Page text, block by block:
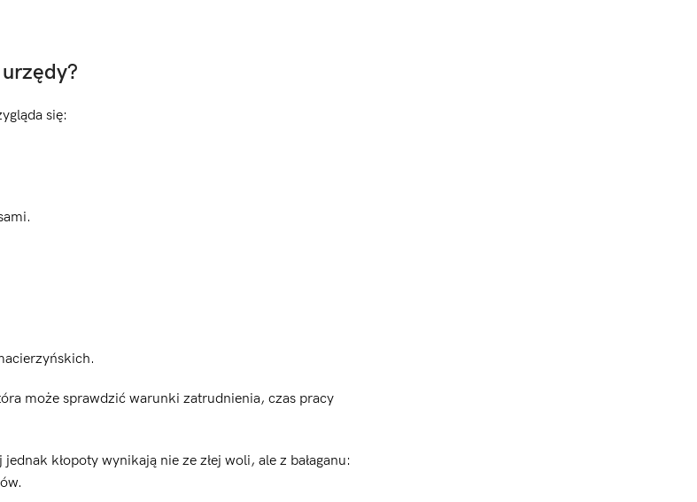
się:
może sprawdzić warunki zatrudnienia, czas pracy
kłopoty wynikają nie ze złej woli, ale z bałaganu: